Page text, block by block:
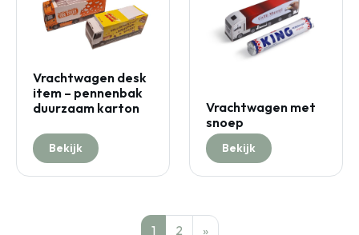
Vrachtwagen desk
item – pennenbak
duurzaam karton
Bekijk
Vrachtwagen met
snoep
Bekijk
1 2 »